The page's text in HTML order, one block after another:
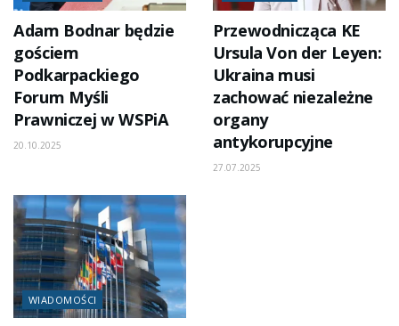
Adam Bodnar będzie
gościem
Podkarpackiego
Forum Myśli
Prawniczej w WSPiA
20.10.2025
Przewodnicząca KE
Ursula Von der Leyen:
Ukraina musi
zachować niezależne
organy
antykorupcyjne
27.07.2025
WIADOMOŚCI